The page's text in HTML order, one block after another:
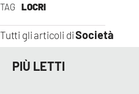
TAG LOCRI
Tutti gli articoli diSocietà
PIÙ LETTI